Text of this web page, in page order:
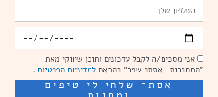
הסכמהאני מסכים/ה לקבל עדכונים ותוכן שיווקי מאת
"התחברות- אסתר שפר" בהתאם למדיניות הפרטיות .
אסתר שלחי לי טיפים